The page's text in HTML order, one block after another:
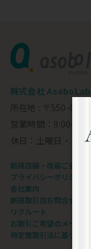
株式会社
所在地 : 〒550-
営業時間：9:00～
休日：土曜日・日
新規店舗・改装ご支援し
プライバシーポリシー
会社案内
新規取引店お問合せフ
リクルート
お取引ご希望のメーカ
特定商取引法に基づく